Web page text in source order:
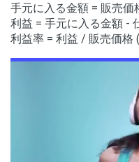
手元に入る金額 = 販売
利益 = 手元に入る金額 -
利益率 = 利益 / 販売価格